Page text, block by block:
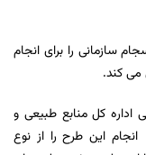
سازمانی را برای انجام
می ‌کند.
اداره کل منابع طبیعی و
این طرح را از نوع